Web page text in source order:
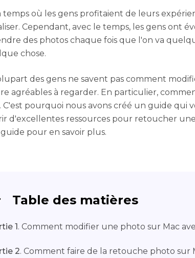
où les gens profitaient de leurs
Cependant, avec le temps, les gens ont
des photos chaque fois que l'on va
chose.
des gens ne savent pas comment
agréables à regarder. En particulier,
C'est pourquoi nous avons créé un guide qui
d'excellentes ressources pour retoucher
guide pour en savoir plus.
Table des matières
1. Comment modifier une photo sur Mac
2. Comment faire de la retouche photo sur